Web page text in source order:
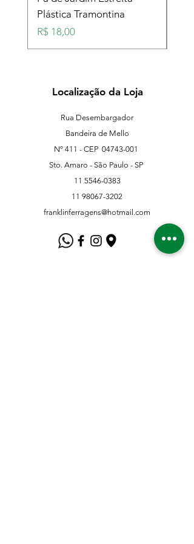
Plástica Tramontina
Preço
R$ 18,00
Localização da Loja
Rua Desembargador
Bandeira de Mello
Nº 411 - CEP 04743-001
Sto. Amaro - São Paulo - SP
11 5546-0383
11 98067-3202
franklinferragens@hotmail.com